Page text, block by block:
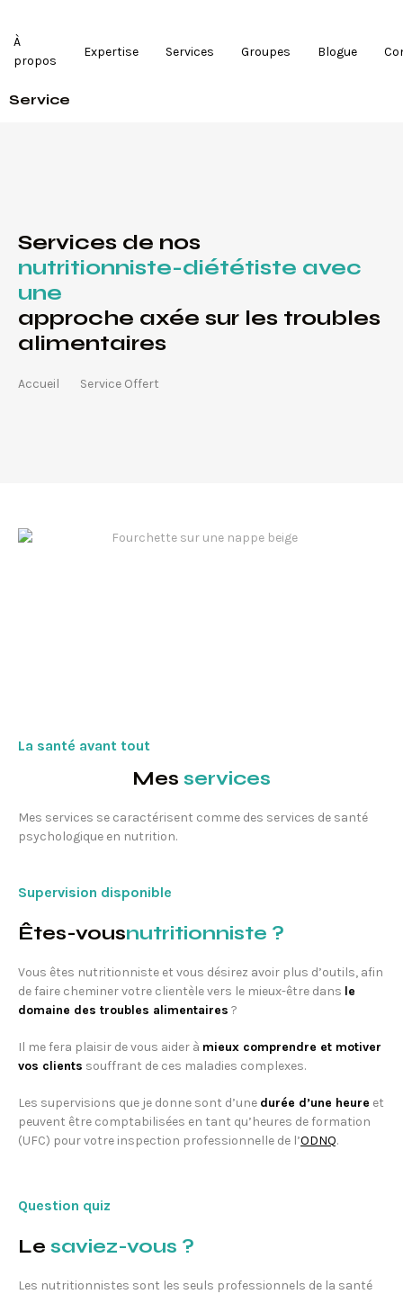
À
propos
Expertise Services Groupes Blogue
Service
Services de nos
nutritionniste-diététiste avec
une
approche axée sur les troubles
alimentaires
Accueil Service Offert
La santé avant tout
Mes services
Mes services se caractérisent comme des services de santé
psychologique en nutrition.
Question quiz
Le saviez-vous ?
Les nutritionnistes sont les seuls professionnels de la santé
Supervision disponible
Êtes-vousnutritionniste ?
Vous êtes nutritionniste et vous désirez avoir plus d’outils, afin
de faire cheminer votre clientèle vers le mieux-être dans le
domaine des troubles alimentaires ?
Il me fera plaisir de vous aider à mieux comprendre et motiver
vos clients souffrant de ces maladies complexes.
Les supervisions que je donne sont d’une durée d’une heure et
peuvent être comptabilisées en tant qu’heures de formation
(UFC) pour votre inspection professionnelle de l’ODNQ.